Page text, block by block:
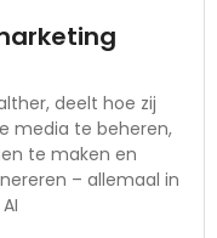
deelt hoe zij
media te beheren,
te maken en
– allemaal in